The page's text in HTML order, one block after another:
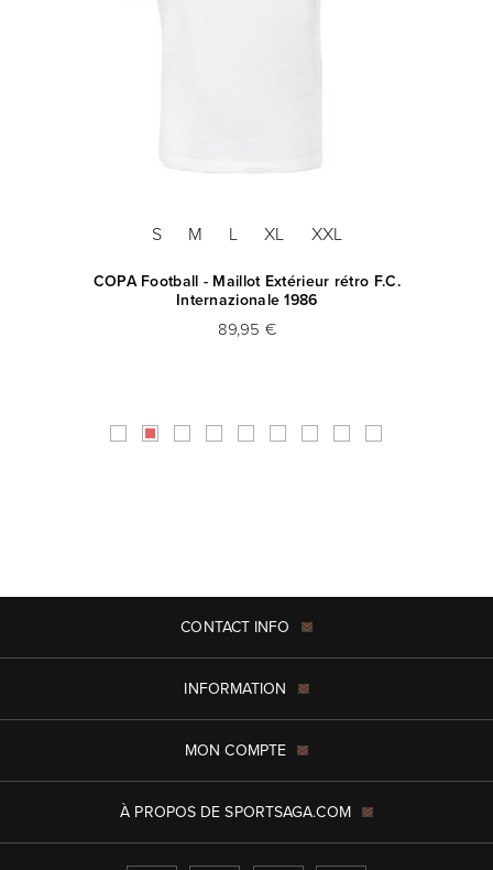
S M L XL XXL
COPA Football - Maillot Extérieur rétro F.C.
Internazionale 1986
89,95 €
CONTACT INFO
INFORMATION
MON COMPTE
À PROPOS DE SPORTSAGA.COM